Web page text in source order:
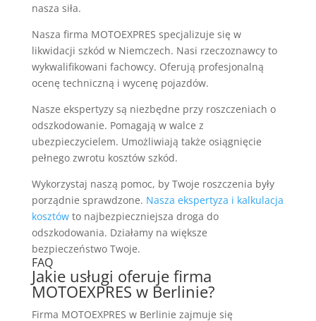
nasza siła.
Nasza firma MOTOEXPRES specjalizuje się w
likwidacji szkód w Niemczech. Nasi rzeczoznawcy to
wykwalifikowani fachowcy. Oferują profesjonalną
ocenę techniczną i wycenę pojazdów.
Nasze ekspertyzy są niezbędne przy roszczeniach o
odszkodowanie. Pomagają w walce z
ubezpieczycielem. Umożliwiają także osiągnięcie
pełnego zwrotu kosztów szkód.
Wykorzystaj naszą pomoc, by Twoje roszczenia były
porządnie sprawdzone. Nasza ekspertyza i kalkulacja
kosztówto najbezpieczniejsza droga do
odszkodowania. Działamy na większe
bezpieczeństwo Twoje.
FAQ
Jakie usługi oferuje firma
MOTOEXPRES w Berlinie?
Firma MOTOEXPRES w Berlinie zajmuje się